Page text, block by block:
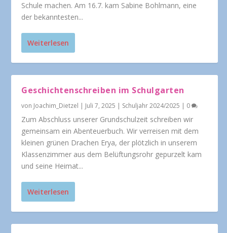
Schule machen. Am 16.7. kam Sabine Bohlmann, eine
der bekanntesten...
Weiterlesen
Geschichtenschreiben im Schulgarten
von Joachim_Dietzel | Juli 7, 2025 | Schuljahr 2024/2025 | 0
Zum Abschluss unserer Grundschulzeit schreiben wir
gemeinsam ein Abenteuerbuch. Wir verreisen mit dem
kleinen grünen Drachen Erya, der plötzlich in unserem
Klassenzimmer aus dem Belüftungsrohr gepurzelt kam
und seine Heimat...
Weiterlesen